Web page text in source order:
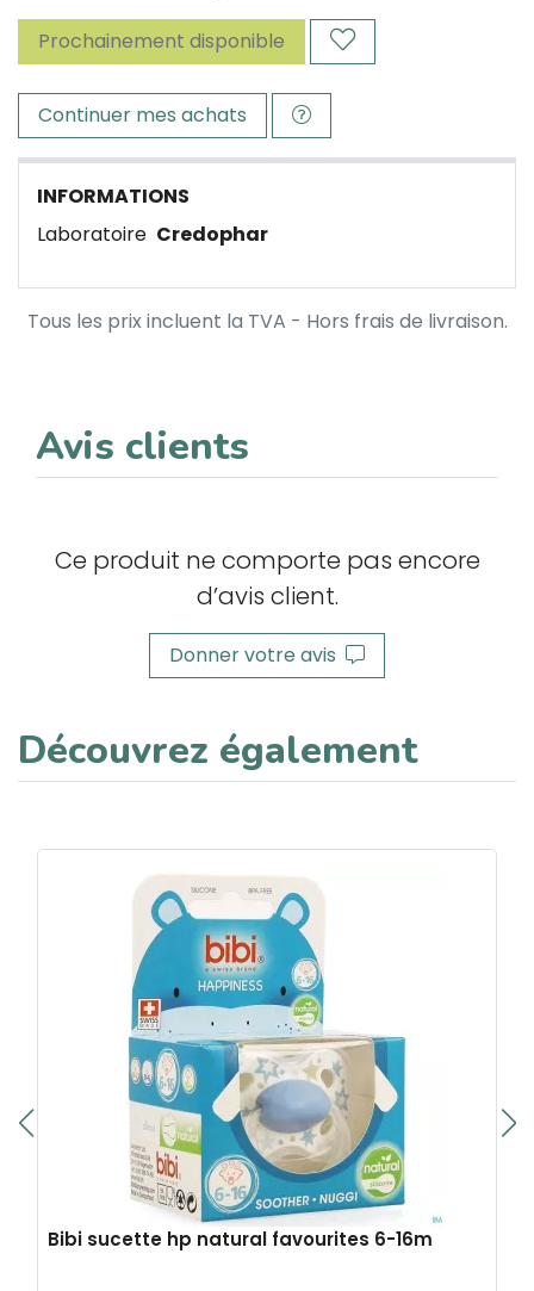
Prochainement disponible
Continuer mes achats
INFORMATIONS
Laboratoire Credophar
Tous les prix incluent la TVA - Hors frais de livraison.
Avis clients
Ce produit ne comporte pas encore
d’avis client.
Donner votre avis
Découvrez également
Bibi sucette hp natural favourites 6-16m